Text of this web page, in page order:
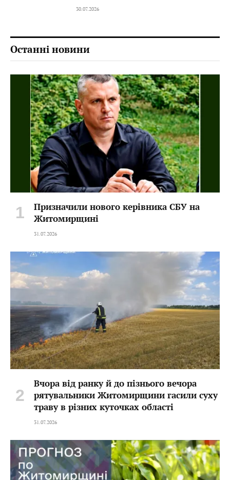
30.07.2026
Останні новини
Призначили нового керівника СБУ на
Житомирщині
31.07.2026
Вчора від ранку й до пізнього вечора
рятувальники Житомирщини гасили суху
траву в різних куточках області
31.07.2026